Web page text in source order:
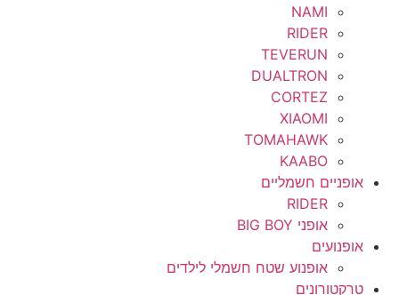
NAMI
RIDER
TEVERUN
DUALTRON
CORTEZ
XIAOMI
TOMAHAWK
KAABO
אופניים חשמליים
RIDER
אופני BIG BOY
אופנועים
אופנוע שטח חשמלי לילדים
טרקטורונים